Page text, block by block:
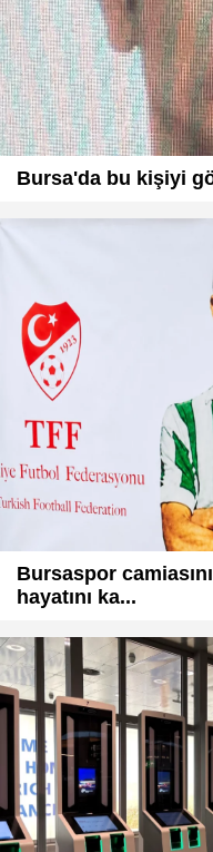
Bursa'da bu kişiyi
Bursaspor
hayatını ka...